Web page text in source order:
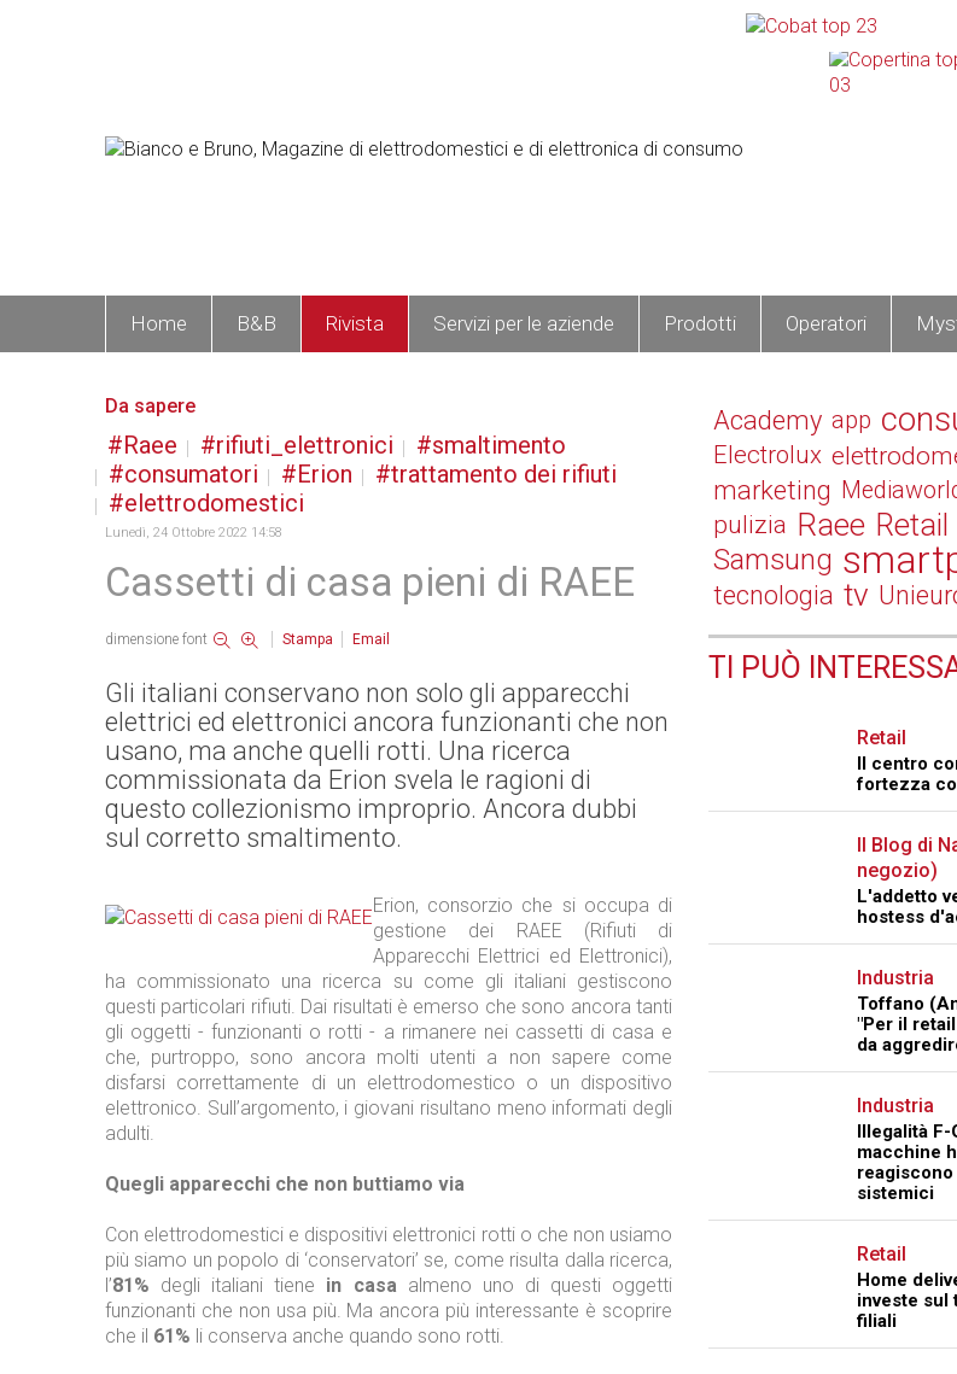
Home B&B Rivista Servizi per le aziende Prodotti Operatori
Da sapere
Raee rifiuti_elettronici
smaltimento
consumatori
Erion
trattamento dei rifiuti
elettrodomestici
Lunedì, 24 Ottobre 2022 14:58
Cassetti di casa pieni di RAEE
dimensione font Stampa Email
Gli italiani conservano non solo gli apparecchi
elettrici ed elettronici ancora funzionanti che non
usano, ma anche quelli rotti. Una ricerca
commissionata da Erion svela le ragioni di
questo collezionismo improprio. Ancora dubbi
sul corretto smaltimento.
Erion, consorzio che si occupa di
gestione dei RAEE (Rifiuti di
Apparecchi Elettrici ed Elettronici),
ha commissionato una ricerca su come gli italiani gestiscono
questi particolari rifiuti. Dai risultati è emerso che sono ancora tanti
gli oggetti - funzionanti o rotti - a rimanere nei cassetti di casa e
che, purtroppo, sono ancora molti utenti a non sapere come
disfarsi correttamente di un elettrodomestico o un dispositivo
elettronico. Sull’argomento, i giovani risultano meno informati degli
adulti.
Quegli apparecchi che non buttiamo via
Con elettrodomestici e dispositivi elettronici rotti o che non usiamo
più siamo un popolo di ‘conservatori’ se, come risulta dalla ricerca,
l’81% degli italiani tiene in casaalmeno uno di questi oggetti
funzionanti che non usa più. Ma ancora più interessante è scoprire
che il 61% li conserva anche quando sono rotti.
Academy app
Electrolux
marketing
pulizia Raee Retail
Samsung
tecnologia tv
TI PUÒ
Retail
Il centro
fortezza
Il Blog di
negozio)
L'addetto
hostess
Industria
Toffano
"Per il
da
Industria
Illegalità
macchine
sistemici
Retail
Home
investe sul
filiali